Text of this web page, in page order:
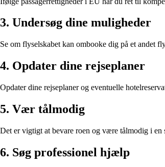
3. Undersøg dine muligheder
Se om flyselskabet kan ombooke dig på et andet
4. Opdater dine rejseplaner
Opdater dine rejseplaner og eventuelle
5. Vær tålmodig
Det er vigtigt at bevare roen og være tålmodig i
6. Søg professionel hjælp